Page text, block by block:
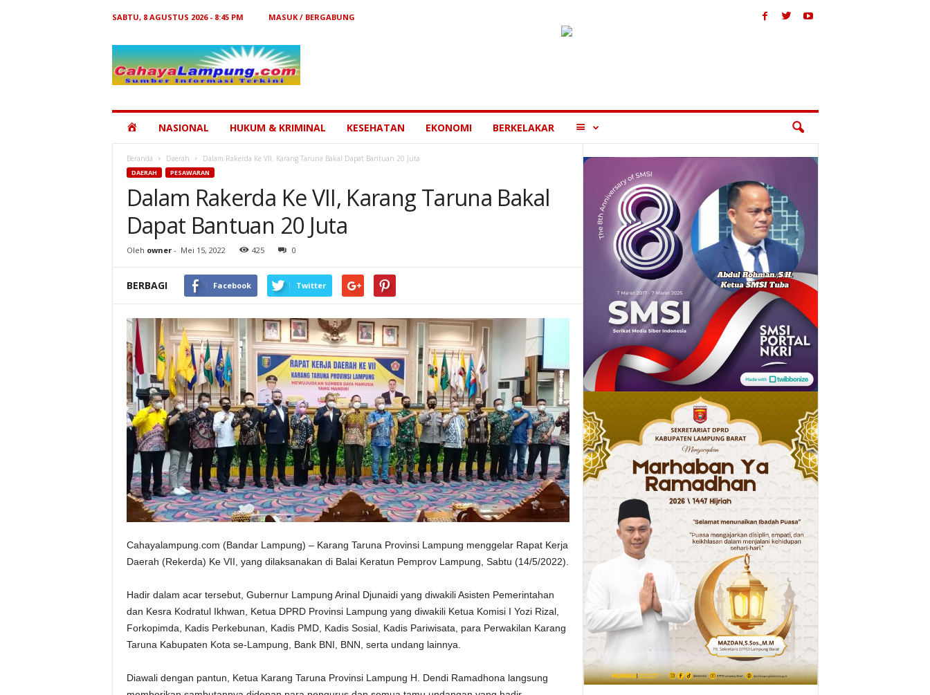
SABTU, 8 AGUSTUS 2026 - 8:45 PM
MASUK / BERGABUNG
Lampung
HOMENASIONAL HUKUM & KRIMINAL KESEHATAN EKONOMI BERKELAKAR MORE
Beranda Daerah Dalam Rakerda Ke VII, Karang Taruna Bakal Dapat Bantuan 20 Juta
DAERAH PESAWARAN
Dalam Rakerda Ke VII, Karang Taruna Bakal
Dapat Bantuan 20 Juta
Oleh owner- Mei 15, 2022 425 0
BERBAGI Facebook Twitter
Cahayalampung.com (Bandar Lampung) – Karang Taruna Provinsi Lampung menggelar Rapat Kerja
Daerah (Rekerda) Ke VII, yang dilaksanakan di Balai Keratun Pemprov Lampung, Sabtu (14/5/2022).
Hadir dalam acar tersebut, Gubernur Lampung Arinal Djunaidi yang diwakili Asisten Pemerintahan
dan Kesra Kodratul Ikhwan, Ketua DPRD Provinsi Lampung yang diwakili Ketua Komisi I Yozi Rizal,
Forkopimda, Kadis Perkebunan, Kadis PMD, Kadis Sosial, Kadis Pariwisata, para Perwakilan Karang
Taruna Kabupaten Kota se-Lampung, Bank BNI, BNN, serta undang lainnya.
Diawali dengan pantun, Ketua Karang Taruna Provinsi Lampung H. Dendi Ramadhona langsung